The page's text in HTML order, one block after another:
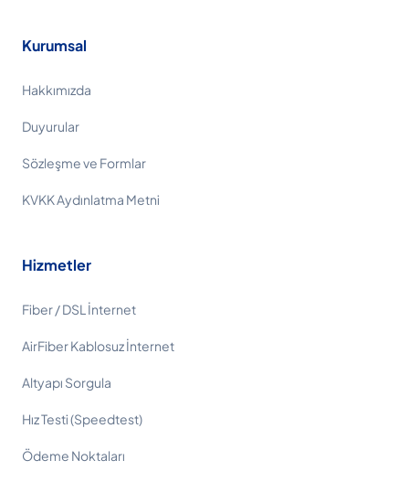
Kurumsal
Hakkımızda
Duyurular
Sözleşme ve Formlar
KVKK Aydınlatma Metni
Hizmetler
Fiber / DSL İnternet
AirFiber Kablosuz İnternet
Altyapı Sorgula
Hız Testi (Speedtest)
Ödeme Noktaları